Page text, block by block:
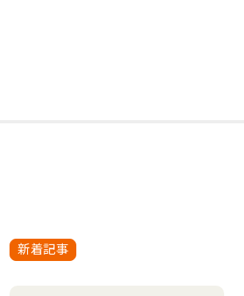
新着記事